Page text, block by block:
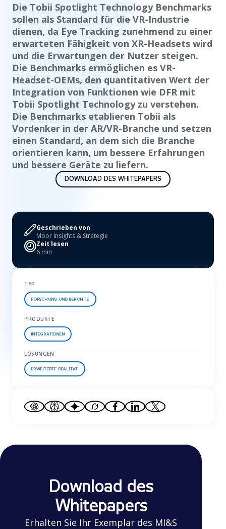
Die Tobii Spotlight Technology Benchmarks
sollen als Standard für die VR-Industrie
dienen, da Eye Tracking zunehmend zu einer
erwarteten Fähigkeit von XR-Headsets wird
und die Erwartungen der Nutzer steigen.
Die Benchmarks ermöglichen es VR-
Headset-OEMs, den quantitativen Wert der
Integration von Funktionen wie DFR mit
Tobii Spotlight Technology zu verstehen.
Die Benchmarks etablieren Tobii als
Vordenker in der AR/VR-Branche und setzen
einen Standard, an dem sich die Branche
orientieren kann, um bessere Erfahrungen
und bessere Geräte zu liefern.
DOWNLOAD DES WHITEPAPERS
Geschrieben von
Moor Insights & Strategie
Zeit lesen
6 min
TYP
FORSCHUNG UND BERICHTE
PRODUKTE
INTEGRATIONEN
LÖSUNGEN
ERWEITERTE REALITÄT
Download des
Whitepapers
Erhalten Sie Ihr Exemplar des MI&S